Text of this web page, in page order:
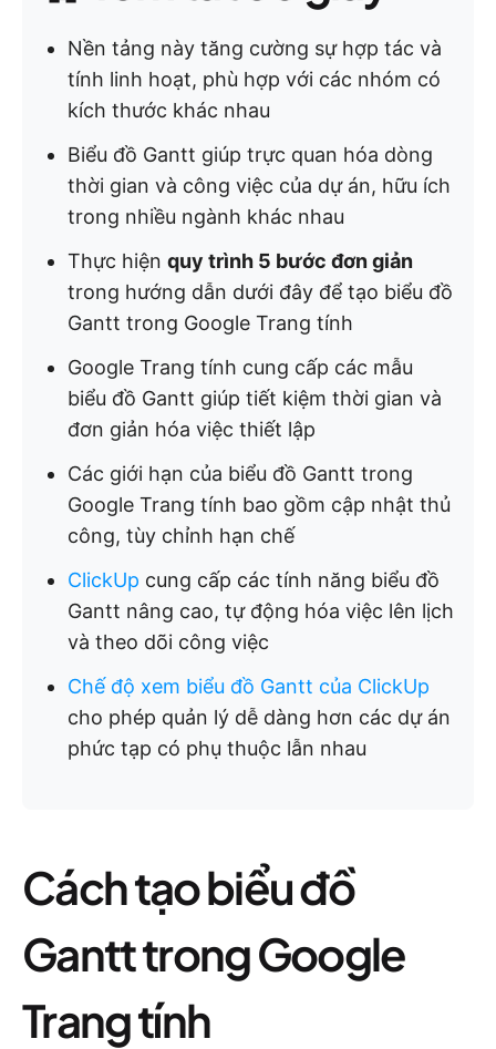
Nền tảng này tăng cường sự hợp tác và
tính linh hoạt, phù hợp với các nhóm có
kích thước khác nhau
Biểu đồ Gantt giúp trực quan hóa dòng
thời gian và công việc của dự án, hữu ích
trong nhiều ngành khác nhau
Thực hiện quy trình 5 bước đơn giản
trong hướng dẫn dưới đây để tạo biểu đồ
Gantt trong Google Trang tính
Google Trang tính cung cấp các mẫu
biểu đồ Gantt giúp tiết kiệm thời gian và
đơn giản hóa việc thiết lập
Các giới hạn của biểu đồ Gantt trong
Google Trang tính bao gồm cập nhật thủ
công, tùy chỉnh hạn chế
ClickUp cung cấp các tính năng biểu đồ
Gantt nâng cao, tự động hóa việc lên lịch
và theo dõi công việc
Chế độ xem biểu đồ Gantt của ClickUp
cho phép quản lý dễ dàng hơn các dự án
phức tạp có phụ thuộc lẫn nhau
Cách tạo biểu đồ
Gantt trong Google
Trang tính